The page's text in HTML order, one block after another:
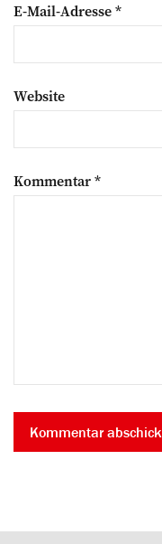
E-Mail-Adresse*
Website
Kommentar*